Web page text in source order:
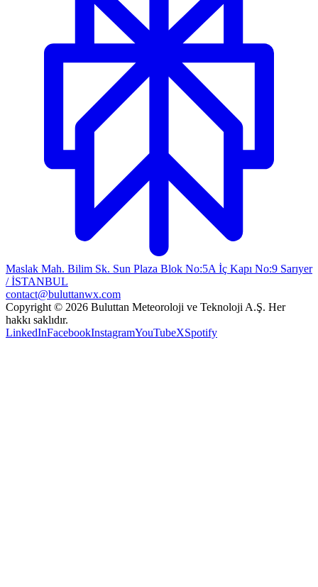
Maslak Mah. Bilim Sk. Sun Plaza Blok No:5A İç Kapı No:9 Sarıyer
/ İSTANBUL
contact@buluttanwx.com
Copyright © 2026 Buluttan Meteoroloji ve Teknoloji A.Ş. Her
hakkı saklıdır.
LinkedInFacebookInstagramYouTubeXSpotify